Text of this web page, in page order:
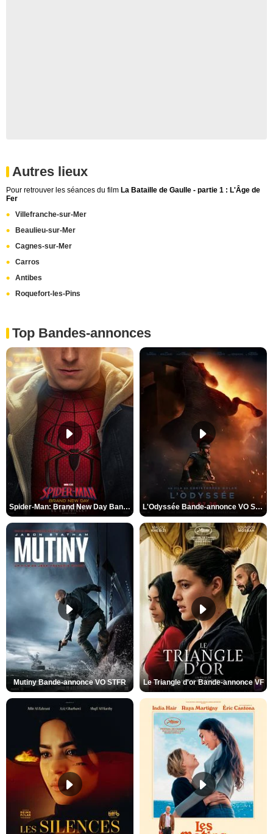
Autres lieux
Pour retrouver les séances du film La Bataille de Gaulle - partie 1 : L'Âge de
Fer
Villefranche-sur-Mer
Beaulieu-sur-Mer
Cagnes-sur-Mer
Carros
Antibes
Roquefort-les-Pins
Top Bandes-annonces
Spider-Man: Brand New Day Bande-annonce VO STFR L'Odyssée Bande-annonce VO STFR
Mutiny Bande-annonce VO STFR Le Triangle d'or Bande-annonce VF